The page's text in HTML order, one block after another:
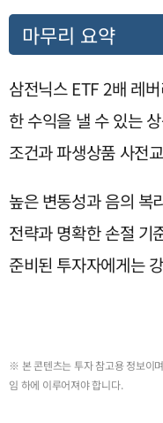
마무리 요약
삼전닉스 ETF 2배 레
한 수익을 낼 수 있는
조건과 파생상품 사전
높은 변동성과 음의 복
전략과 명확한 손절 기
준비된 투자자에게는
※ 본 콘텐츠는 투자 참고용 정보이
임 하에 이루어져야 합니다.